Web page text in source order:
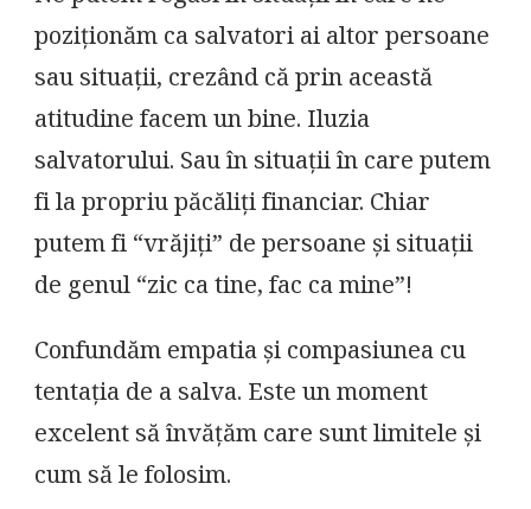
poziționăm ca salvatori ai altor persoane
sau situații, crezând că prin această
atitudine facem un bine. Iluzia
salvatorului. Sau în situații în care putem
fi la propriu păcăliți financiar. Chiar
putem fi “vrăjiți” de persoane și situații
de genul “zic ca tine, fac ca mine”!
Confundăm empatia și compasiunea cu
tentația de a salva. Este un moment
excelent să învățăm care sunt limitele și
cum să le folosim.